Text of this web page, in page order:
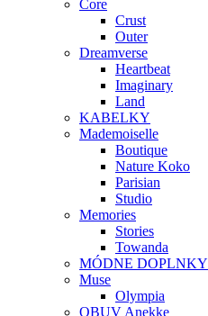
Core
Crust
Outer
Dreamverse
Heartbeat
Imaginary
Land
KABELKY
Mademoiselle
Boutique
Nature Koko
Parisian
Studio
Memories
Stories
Towanda
MÓDNE DOPLNKY
Muse
Olympia
OBUV Anekke